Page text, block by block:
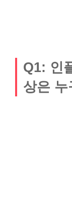
Q1: 인
상은 누